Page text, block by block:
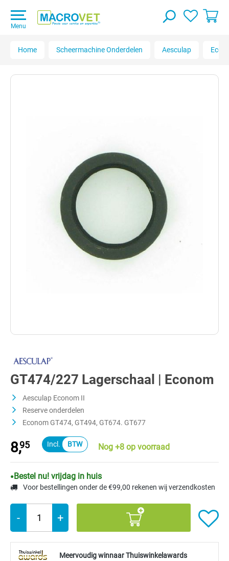
Menu
Home Scheermachine Onderdelen Aesculap
GT474/227 Lagerschaal | Econom
Aesculap Econom II
Reserve onderdelen
Econom GT474, GT494, GT674. GT677
8,95 Nog +8 op voorraad
Bestel nu! vrijdag in huis
Voor bestellingen onder de €99,00 rekenen wij verzendkosten
- +
Meervoudig winnaar Thuiswinkelawards